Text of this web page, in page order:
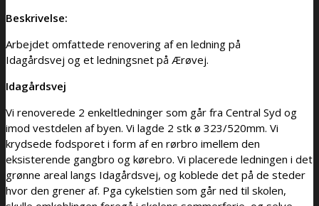
Beskrivelse:
Arbejdet omfattede renovering af en ledning på
Idagårdsvej og et ledningsnet på Ærøvej.
Idagårdsvej
Vi renoverede 2 enkeltledninger som går fra Central Syd og
imod vestdelen af byen. Vi lagde 2 stk ø 323/520mm. Vi
krydsede fodsporet i form af en rørbro imellem den
eksisterende gangbro og kørebro. Vi placerede ledningen i det
grønne areal langs Idagårdsvej, og koblede det på de steder
hvor den grener af. Pga cykelstien som går ned til skolen,